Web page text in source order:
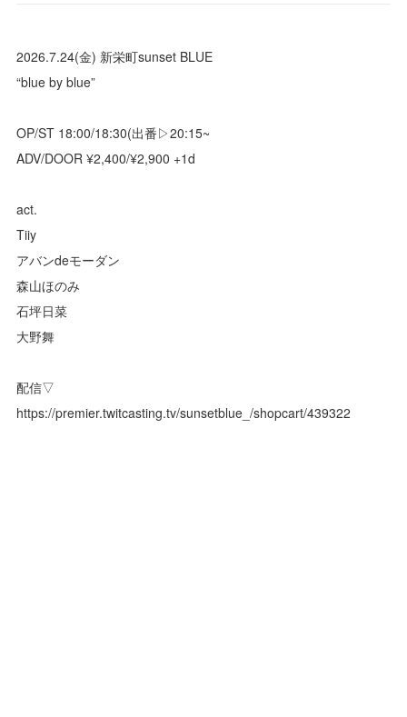
2026.7.24(金) 新栄町sunset BLUE
“blue by blue”
OP/ST 18:00/18:30(出番▷20:15~
ADV/DOOR ¥2,400/¥2,900 +1d
act.
Tiiy
アバンdeモーダン
森山ほのみ
石坪日菜
大野舞
配信▽
https://premier.twitcasting.tv/sunsetblue_/shopcart/439322